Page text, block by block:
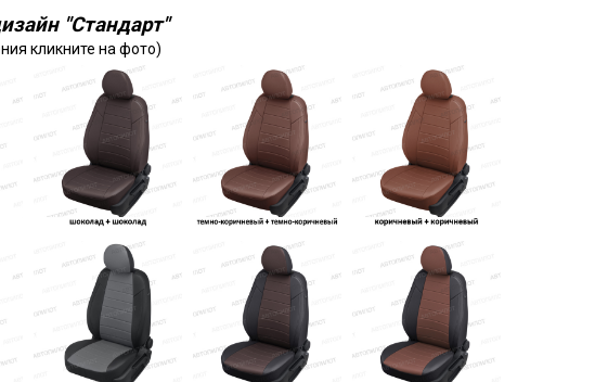
"Стандарт"
кликните на фото)